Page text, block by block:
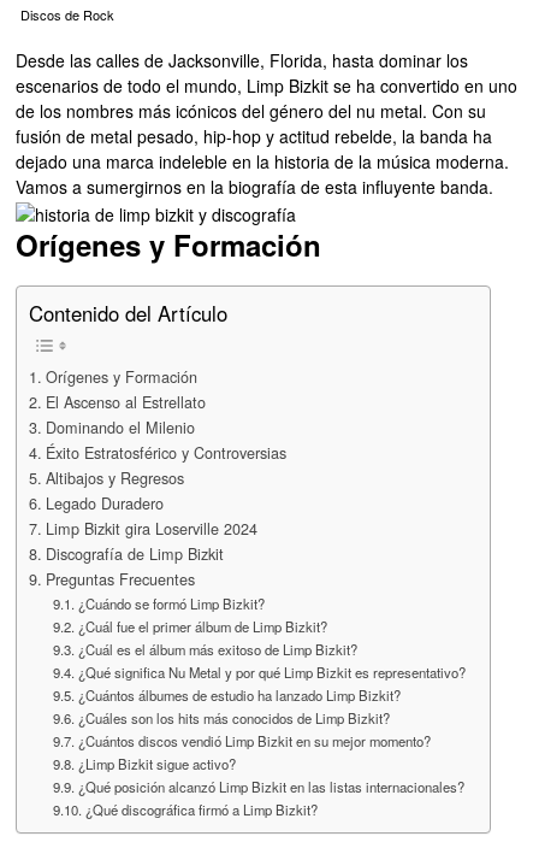
Discos de Rock
Desde las calles de Jacksonville, Florida, hasta dominar los
escenarios de todo el mundo, Limp Bizkit se ha convertido en uno
de los nombres más icónicos del género del nu metal. Con su
fusión de metal pesado, hip-hop y actitud rebelde, la banda ha
dejado una marca indeleble en la historia de la música moderna.
Vamos a sumergirnos en la biografía de esta influyente banda.
Orígenes y Formación
Contenido del Artículo
Orígenes y Formación
El Ascenso al Estrellato
Dominando el Milenio
Éxito Estratosférico y Controversias
Altibajos y Regresos
Legado Duradero
Limp Bizkit gira Loserville 2024
Discografía de Limp Bizkit
Preguntas Frecuentes
¿Cuándo se formó Limp Bizkit?
¿Cuál fue el primer álbum de Limp Bizkit?
¿Cuál es el álbum más exitoso de Limp Bizkit?
¿Qué significa Nu Metal y por qué Limp Bizkit es representativo?
¿Cuántos álbumes de estudio ha lanzado Limp Bizkit?
¿Cuáles son los hits más conocidos de Limp Bizkit?
¿Cuántos discos vendió Limp Bizkit en su mejor momento?
¿Limp Bizkit sigue activo?
¿Qué posición alcanzó Limp Bizkit en las listas internacionales?
¿Qué discográfica firmó a Limp Bizkit?